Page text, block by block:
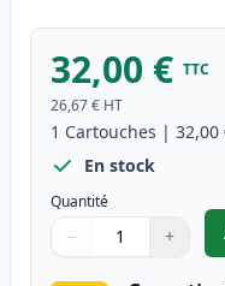
32,00 € TTC
26,67 € HT
1 Cartouches | 32,00
En stock
Quantité
Quantité
Utilisez les boutons
− +
Quantité